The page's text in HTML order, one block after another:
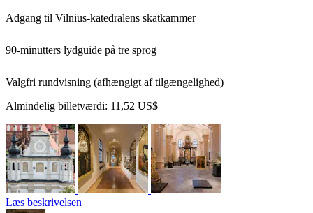
Adgang til Vilnius-katedralens skatkammer
90-minutters lydguide på tre sprog
Valgfri rundvisning (afhængigt af tilgængelighed)
Almindelig billetværdi: 11,52 US$
Læs beskrivelsen